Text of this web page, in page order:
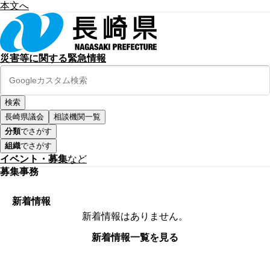
本文へ
災害等に関する緊急情報
長崎県議会
相談機関一覧
分類でさがす
組織でさがす
イベント・募集など
募集事務
新着情報
新着情報はありません。
新着情報一覧を見る